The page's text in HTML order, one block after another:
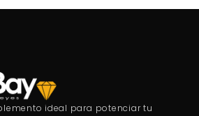
ideal para potenciar tu